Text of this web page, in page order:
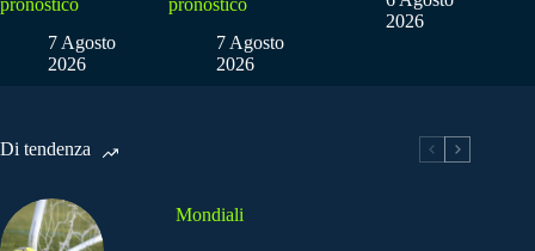
7 Agosto
2026
7 Agosto
2026
2026
Di tendenza
Mondiali